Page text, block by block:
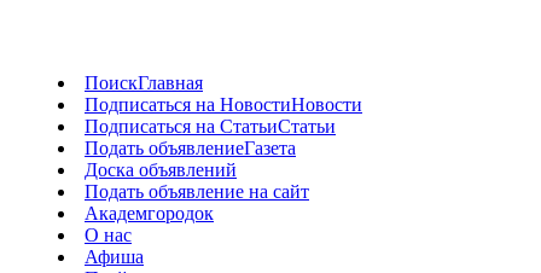
ПоискГлавная
Подписаться на НовостиНовости
Подписаться на СтатьиСтатьи
Подать объявлениеГазета
Доска объявлений
Подать объявление на сайт
Академгородок
О нас
Афиша